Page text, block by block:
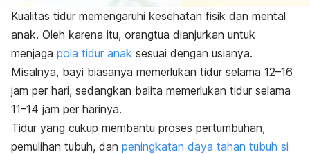
Kualitas tidur memengaruhi kesehatan fisik dan mental
anak. Oleh karena itu, orangtua dianjurkan untuk
menjaga pola tidur anak sesuai dengan usianya.
Misalnya, bayi biasanya memerlukan tidur selama 12–16
jam per hari, sedangkan balita memerlukan tidur selama
11–14 jam per harinya.
Tidur yang cukup membantu proses pertumbuhan,
pemulihan tubuh, dan peningkatan daya tahan tubuh​ si